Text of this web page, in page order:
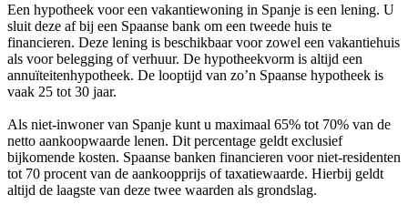
Een hypotheek voor een vakantiewoning in Spanje is een lening. U
sluit deze af bij een Spaanse bank om een tweede huis te
financieren. Deze lening is beschikbaar voor zowel een vakantiehuis
als voor belegging of verhuur. De hypotheekvorm is altijd een
annuïteitenhypotheek. De looptijd van zo’n Spaanse hypotheek is
vaak 25 tot 30 jaar.
Als niet-inwoner van Spanje kunt u maximaal 65% tot 70% van de
netto aankoopwaarde lenen. Dit percentage geldt exclusief
bijkomende kosten. Spaanse banken financieren voor niet-residenten
tot 70 procent van de aankoopprijs of taxatiewaarde. Hierbij geldt
altijd de laagste van deze twee waarden als grondslag.